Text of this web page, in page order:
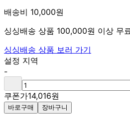
배송비 10,000원
싱싱배송 상품 100,000원 이상 무
싱싱배송 상품 보러 가기
설정 지역
-
쿠폰가14,016원
바로구매 장바구니